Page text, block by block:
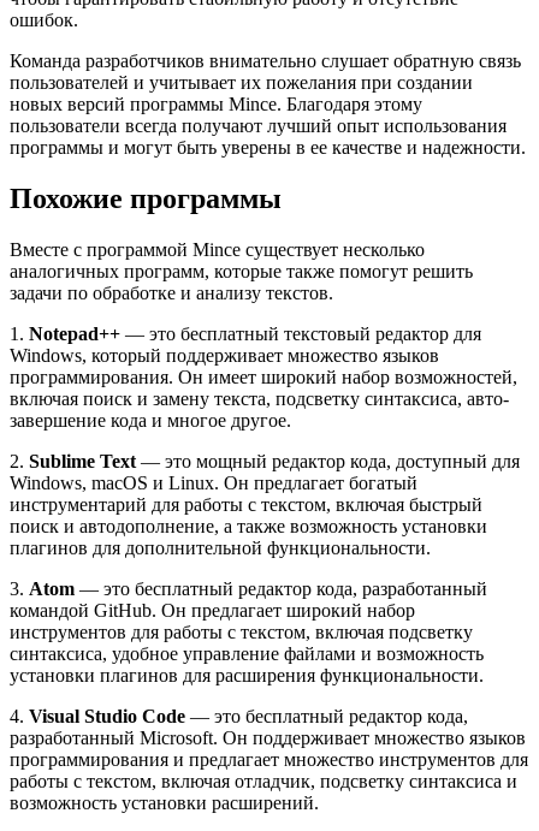
ошибок.
Команда разработчиков внимательно слушает обратную связь
пользователей и учитывает их пожелания при создании
новых версий программы Mince. Благодаря этому
пользователи всегда получают лучший опыт использования
программы и могут быть уверены в ее качестве и надежности.
Похожие программы
Вместе с программой Mince существует несколько
аналогичных программ, которые также помогут решить
задачи по обработке и анализу текстов.
1. Notepad++ — это бесплатный текстовый редактор для
Windows, который поддерживает множество языков
программирования. Он имеет широкий набор возможностей,
включая поиск и замену текста, подсветку синтаксиса, авто-
завершение кода и многое другое.
2. Sublime Text — это мощный редактор кода, доступный для
Windows, macOS и Linux. Он предлагает богатый
инструментарий для работы с текстом, включая быстрый
поиск и автодополнение, а также возможность установки
плагинов для дополнительной функциональности.
3. Atom — это бесплатный редактор кода, разработанный
командой GitHub. Он предлагает широкий набор
инструментов для работы с текстом, включая подсветку
синтаксиса, удобное управление файлами и возможность
установки плагинов для расширения функциональности.
4. Visual Studio Code — это бесплатный редактор кода,
разработанный Microsoft. Он поддерживает множество языков
программирования и предлагает множество инструментов для
работы с текстом, включая отладчик, подсветку синтаксиса и
возможность установки расширений.